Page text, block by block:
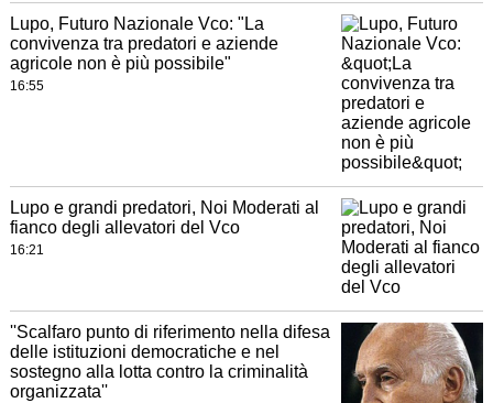
Lupo, Futuro Nazionale Vco: "La
convivenza tra predatori e aziende
agricole non è più possibile"
16:55
Lupo e grandi predatori, Noi Moderati al
fianco degli allevatori del Vco
16:21
''Scalfaro punto di riferimento nella difesa
delle istituzioni democratiche e nel
sostegno alla lotta contro la criminalità
organizzata''